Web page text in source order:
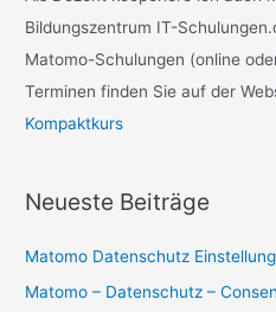
c
h
:
Bildungszentrum IT-
Matomo-Schulungen (online
Terminen finden Sie auf der
Kompaktkurs
Neueste Beiträge
Matomo Datenschutz
Matomo – Datenschutz –